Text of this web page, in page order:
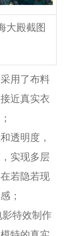
大殿截图
用了布料
近真实衣
透明度，
实现多层
若隐若现
；
特效制作